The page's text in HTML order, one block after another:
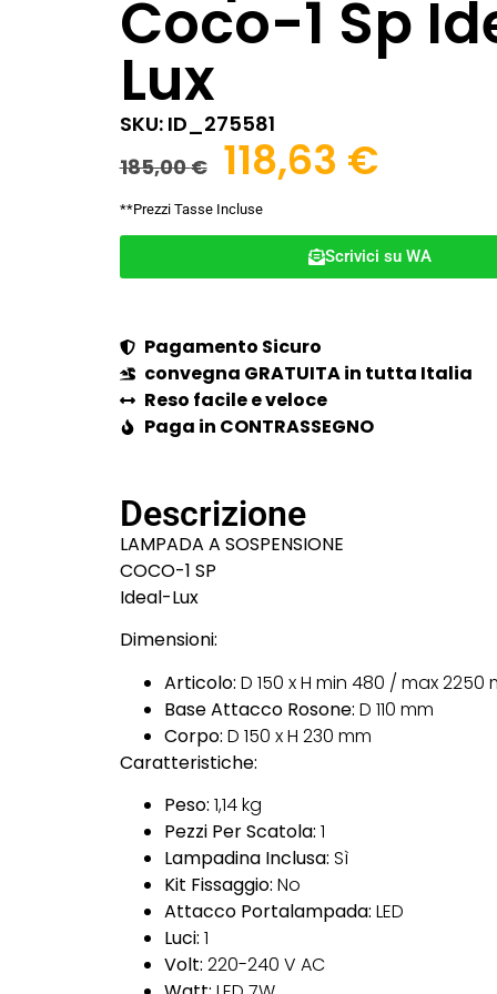
Coco-1 Sp
Lux
SKU: ID_275581
185,00€ 118,63 €
**Prezzi Tasse Incluse
Scrivici su WA
Pagamento Sicuro
convegna GRATUITA in tutta Italia
Reso facile e veloce
Paga in CONTRASSEGNO
Descrizione
LAMPADA A SOSPENSIONE
COCO-1 SP
Ideal-Lux
Dimensioni:
Articolo: D 150 x H min 480 / max 2250
Base Attacco Rosone: D 110 mm
Corpo: D 150 x H 230 mm
Caratteristiche:
Peso: 1,14 kg
Pezzi Per Scatola: 1
Lampadina Inclusa: Sì
Kit Fissaggio: No
Attacco Portalampada: LED
Luci: 1
Volt: 220-240 V AC